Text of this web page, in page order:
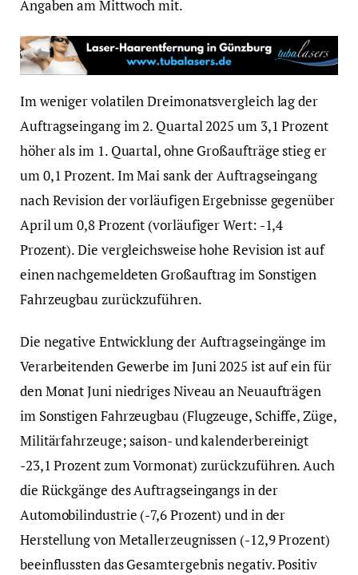
Angaben am Mittwoch mit.
Im weniger volatilen Dreimonatsvergleich lag der
Auftragseingang im 2. Quartal 2025 um 3,1 Prozent
höher als im 1. Quartal, ohne Großaufträge stieg er
um 0,1 Prozent. Im Mai sank der Auftragseingang
nach Revision der vorläufigen Ergebnisse gegenüber
April um 0,8 Prozent (vorläufiger Wert: -1,4
Prozent). Die vergleichsweise hohe Revision ist auf
einen nachgemeldeten Großauftrag im Sonstigen
Fahrzeugbau zurückzuführen.
Die negative Entwicklung der Auftragseingänge im
Verarbeitenden Gewerbe im Juni 2025 ist auf ein für
den Monat Juni niedriges Niveau an Neuaufträgen
im Sonstigen Fahrzeugbau (Flugzeuge, Schiffe, Züge,
Militärfahrzeuge; saison- und kalenderbereinigt
-23,1 Prozent zum Vormonat) zurückzuführen. Auch
die Rückgänge des Auftragseingangs in der
Automobilindustrie (-7,6 Prozent) und in der
Herstellung von Metallerzeugnissen (-12,9 Prozent)
beeinflussten das Gesamtergebnis negativ. Positiv